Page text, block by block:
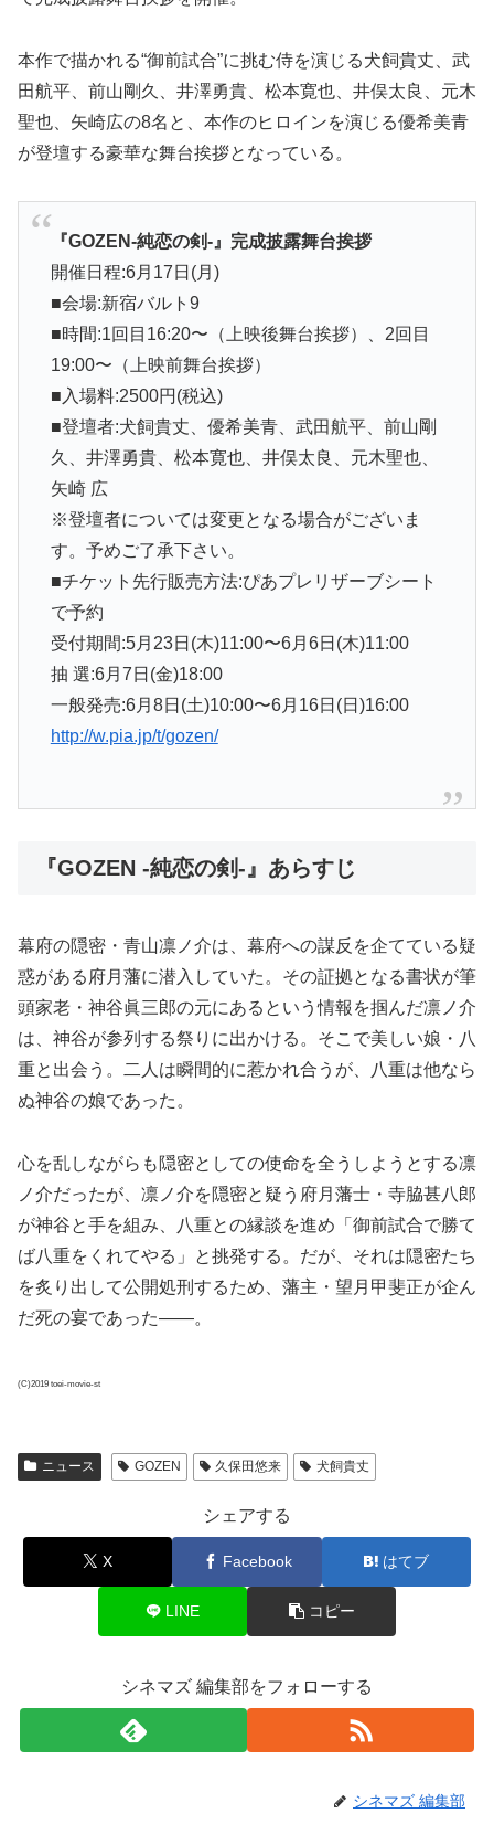
本作で描かれる“御前試合”に挑む侍を演じる犬飼貴丈、武
田航平、前山剛久、井澤勇貴、松本寛也、井俣太良、元木
聖也、矢崎広の8名と、本作のヒロインを演じる優希美青
が登壇する豪華な舞台挨拶となっている。
『GOZEN-純恋の剣-』完成披露舞台挨拶
開催日程:6月17日(月)
■会場:新宿バルト9
■時間:1回目16:20〜（上映後舞台挨拶）、2回目
19:00〜（上映前舞台挨拶）
■入場料:2500円(税込)
■登壇者:犬飼貴丈、優希美青、武田航平、前山剛
久、井澤勇貴、松本寛也、井俣太良、元木聖也、
矢崎 広
※登壇者については変更となる場合がございま
す。予めご了承下さい。
■チケット先行販売方法:ぴあプレリザーブシート
で予約
受付期間:5月23日(木)11:00〜6月6日(木)11:00
抽 選:6月7日(金)18:00
一般発売:6月8日(土)10:00〜6月16日(日)16:00
http://w.pia.jp/t/gozen/
『GOZEN -純恋の剣-』あらすじ
幕府の隠密・青山凛ノ介は、幕府への謀反を企てている疑
惑がある府月藩に潜入していた。その証拠となる書状が筆
頭家老・神谷眞三郎の元にあるという情報を掴んだ凛ノ介
は、神谷が参列する祭りに出かける。そこで美しい娘・八
重と出会う。二人は瞬間的に惹かれ合うが、八重は他なら
ぬ神谷の娘であった。
心を乱しながらも隠密としての使命を全うしようとする凛
ノ介だったが、凛ノ介を隠密と疑う府月藩士・寺脇甚八郎
が神谷と手を組み、八重との縁談を進め「御前試合で勝て
ば八重をくれてやる」と挑発する。だが、それは隠密たち
を炙り出して公開処刑するため、藩主・望月甲斐正が企ん
だ死の宴であった――。
(C)2019 toei-movie-st
ニュース GOZEN 久保田悠来 犬飼貴丈
シェアする
X Facebook はてブ
LINE コピー
シネマズ 編集部をフォローする
シネマズ 編集部